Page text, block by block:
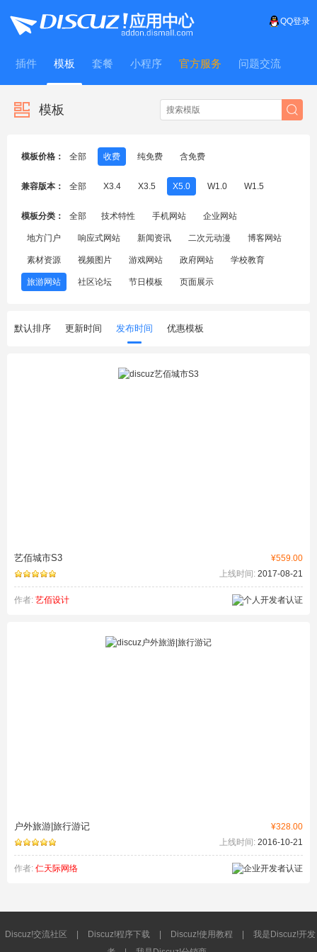
QQ登录
插件 模板 套餐 小程序 官方服务 问题交流
WitFrame
模板
模板价格： 全部 收费 纯免费 含免费
兼容版本： 全部 X3.4 X3.5 X5.0 W1.0 W1.5
模板分类： 全部 技术特性 手机网站 企业网站
地方门户 响应式网站 新闻资讯 二次元动漫 博客网站
素材资源 视频图片 游戏网站 政府网站 学校教育
旅游网站 社区论坛 节日模板 页面展示
默认排序 更新时间 发布时间 优惠模板
¥559.00
艺佰城市S3
上线时间: 2017-08-21
作者: 艺佰设计
¥328.00
户外旅游|旅行游记
上线时间: 2016-10-21
作者: 仁天际网络
Discuz!交流社区 Discuz!程序下载 Discuz!使用教程
我是Discuz!开发